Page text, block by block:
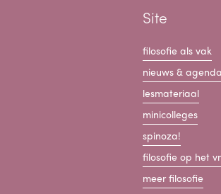
Site
filosofie als vak
nieuws & agenda
lesmateriaal
minicolleges
spinoza!
filosofie op het
meer filosofie